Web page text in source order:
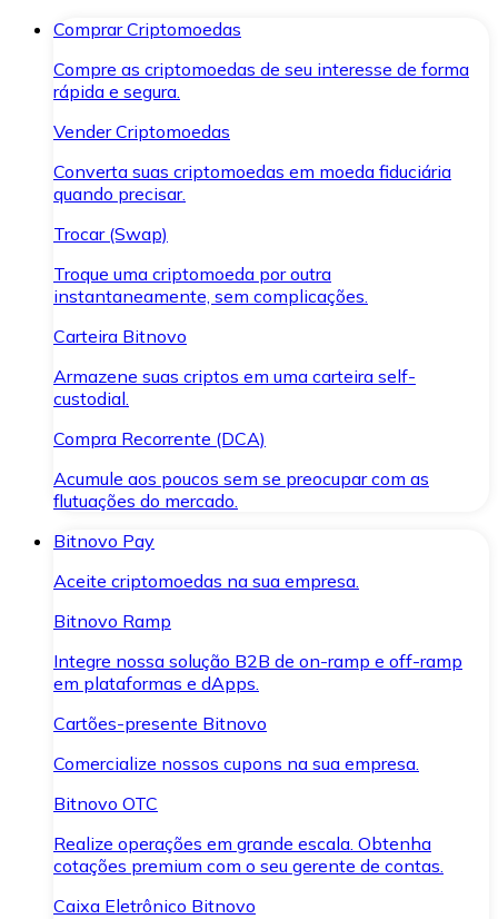
Comprar Criptomoedas
Compre as criptomoedas de seu interesse de forma
rápida e segura.
Vender Criptomoedas
Converta suas criptomoedas em moeda fiduciária
quando precisar.
Trocar (Swap)
Troque uma criptomoeda por outra
instantaneamente, sem complicações.
Carteira Bitnovo
Armazene suas criptos em uma carteira self-
custodial.
Compra Recorrente (DCA)
Acumule aos poucos sem se preocupar com as
flutuações do mercado.
Bitnovo Pay
Aceite criptomoedas na sua empresa.
Bitnovo Ramp
Integre nossa solução B2B de on-ramp e off-ramp
em plataformas e dApps.
Cartões-presente Bitnovo
Comercialize nossos cupons na sua empresa.
Bitnovo OTC
Realize operações em grande escala. Obtenha
cotações premium com o seu gerente de contas.
Caixa Eletrônico Bitnovo